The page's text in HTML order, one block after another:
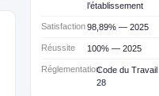
l’établissement
Satisfaction98,89% — 2025
Réussite 100% — 2025
RéglementationCode du
28